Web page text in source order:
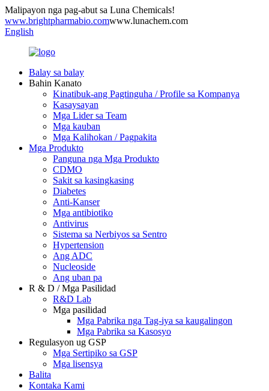
Malipayon nga pag-abut sa Luna Chemicals!
www.brightpharmabio.comwww.lunachem.com
English
Balay sa balay
Bahin Kanato
Kinatibuk-ang Pagtinguha / Profile sa Kompanya
Kasaysayan
Mga Lider sa Team
Mga kauban
Mga Kalihokan / Pagpakita
Mga Produkto
Panguna nga Mga Produkto
CDMO
Sakit sa kasingkasing
Diabetes
Anti-Kanser
Mga antibiotiko
Antivirus
Sistema sa Nerbiyos sa Sentro
Hypertension
Ang ADC
Nucleoside
Ang uban pa
R & D / Mga Pasilidad
R&D Lab
Mga pasilidad
Mga Pabrika nga Tag-iya sa kaugalingon
Mga Pabrika sa Kasosyo
Regulasyon ug GSP
Mga Sertipiko sa GSP
Mga lisensya
Balita
Kontaka Kami